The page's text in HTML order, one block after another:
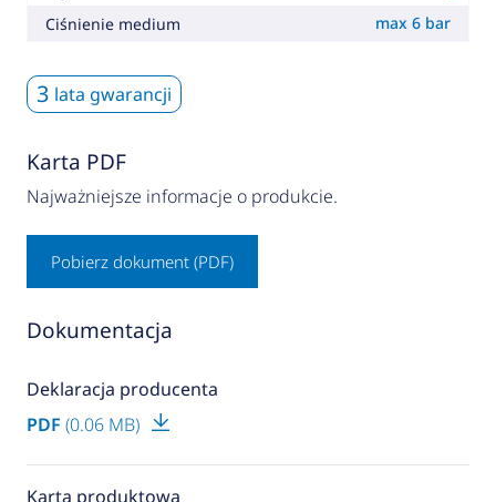
Ciśnienie medium
max 6 bar
3 lata gwarancji
Karta PDF
Najważniejsze informacje o produkcie.
Pobierz dokument (PDF)
Dokumentacja
Deklaracja producenta
PDF (0.06 MB)
Karta produktowa